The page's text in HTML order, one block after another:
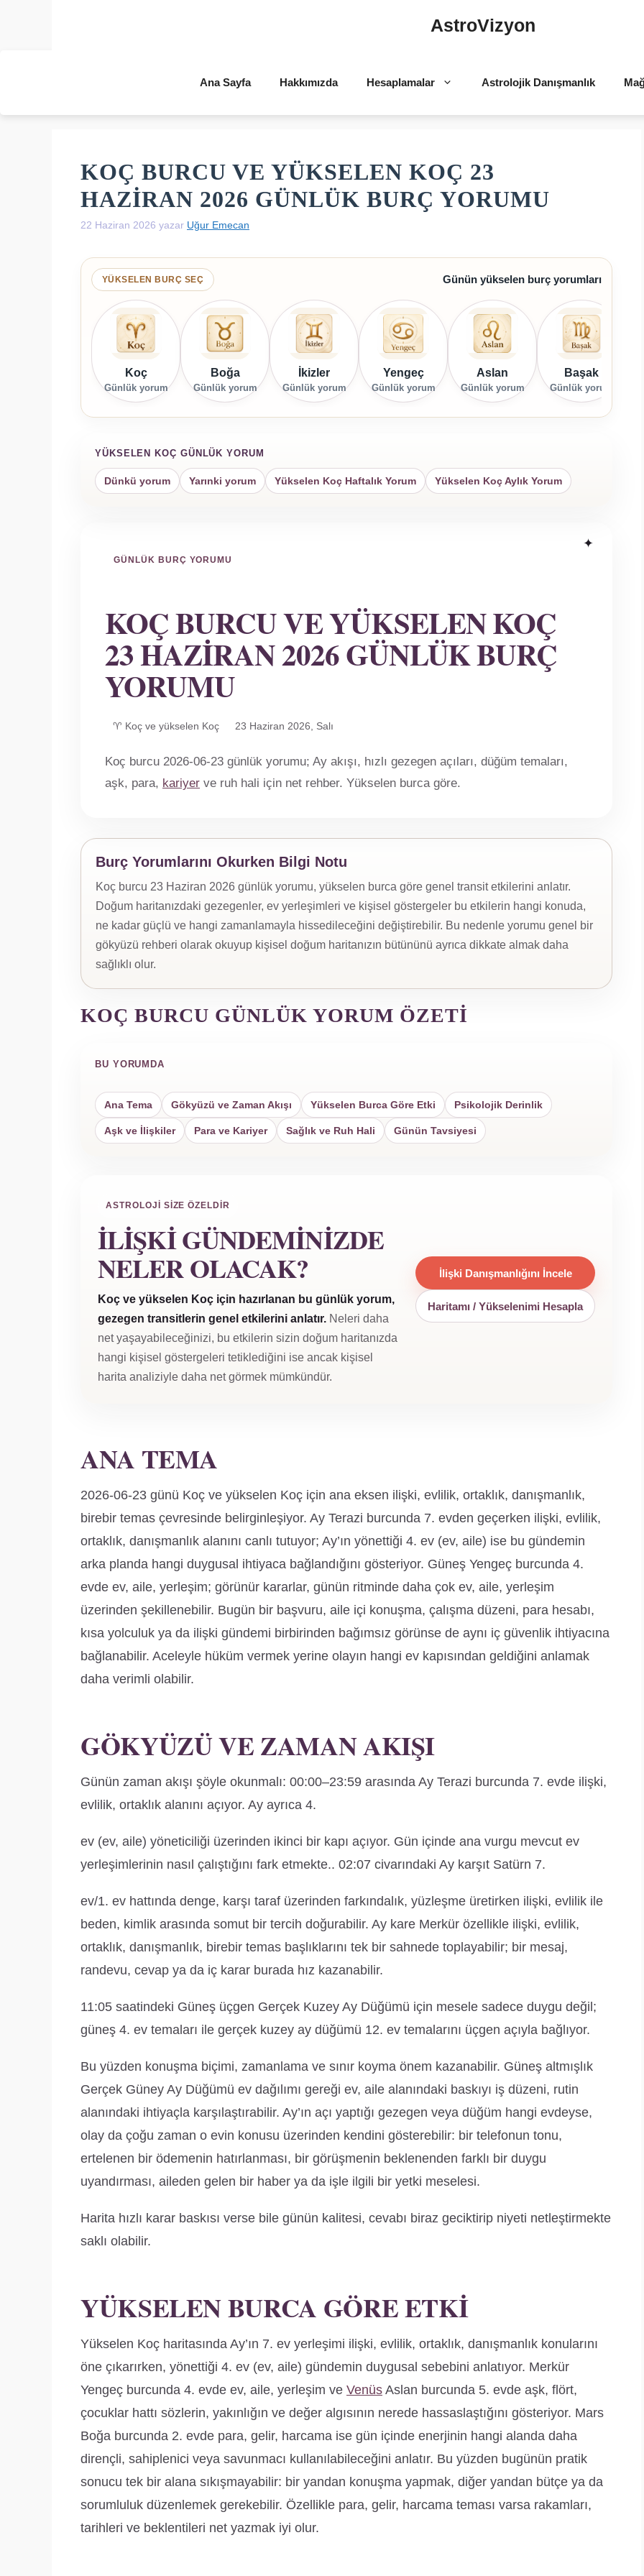
AstroVizyon
Ana Sayfa Hakkımızda Hesaplamalar Astrolojik Danışmanlık
KOÇ BURCU VE YÜKSELEN KOÇ 23
HAZIRAN 2026 GÜNLÜK BURÇ YORUMU
22 Haziran 2026 yazar Uğur Emecan
YÜKSELEN BURÇ SEÇ Günün yükselen burç yorumları
Koç
Günlük yorum
Boğa
Günlük yorum
İkizler
Günlük yorum
Yengeç
Günlük yorum
Aslan
Günlük yorum
Başak
Günlük yorum
YÜKSELEN KOÇ GÜNLÜK YORUM
Dünkü yorum Yarınki yorum Yükselen Koç Haftalık Yorum Yükselen Koç Aylık Yorum
GÜNLÜK BURÇ YORUMU
KOÇ BURCU VE YÜKSELEN KOÇ
23 HAZIRAN 2026 GÜNLÜK BURÇ
YORUMU
♈ Koç ve yükselen Koç 23 Haziran 2026, Salı
Koç burcu 2026-06-23 günlük yorumu; Ay akışı, hızlı gezegen açıları, düğüm temaları,
aşk, para, kariyer ve ruh hali için net rehber. Yükselen burca göre.
Burç Yorumlarını Okurken Bilgi Notu
Koç burcu 23 Haziran 2026 günlük yorumu, yükselen burca göre genel transit etkilerini anlatır.
Doğum haritanızdaki gezegenler, ev yerleşimleri ve kişisel göstergeler bu etkilerin hangi konuda,
ne kadar güçlü ve hangi zamanlamayla hissedileceğini değiştirebilir. Bu nedenle yorumu genel bir
gökyüzü rehberi olarak okuyup kişisel doğum haritanızın bütününü ayrıca dikkate almak daha
sağlıklı olur.
KOÇ BURCU GÜNLÜK YORUM ÖZETI
BU YORUMDA
Ana Tema Gökyüzü ve Zaman Akışı Yükselen Burca Göre Etki Psikolojik Derinlik
Aşk ve İlişkiler Para ve Kariyer Sağlık ve Ruh Hali Günün Tavsiyesi
ASTROLOJI SIZE ÖZELDIR
İLIŞKI GÜNDEMINIZDE
NELER OLACAK?
Koç ve yükselen Koç için hazırlanan bu günlük yorum,
gezegen transitlerin genel etkilerini anlatır. Neleri daha
net yaşayabileceğinizi, bu etkilerin sizin doğum haritanızda
hangi kişisel göstergeleri tetiklediğini ise ancak kişisel
harita analiziyle daha net görmek mümkündür.
İlişki Danışmanlığını İncele
Haritamı / Yükselenimi Hesapla
ANA TEMA
2026-06-23 günü Koç ve yükselen Koç için ana eksen ilişki, evlilik, ortaklık, danışmanlık,
birebir temas çevresinde belirginleşiyor. Ay Terazi burcunda 7. evden geçerken ilişki, evlilik,
ortaklık, danışmanlık alanını canlı tutuyor; Ay’ın yönettiği 4. ev (ev, aile) ise bu gündemin
arka planda hangi duygusal ihtiyaca bağlandığını gösteriyor. Güneş Yengeç burcunda 4.
evde ev, aile, yerleşim; görünür kararlar, günün ritminde daha çok ev, aile, yerleşim
üzerinden şekillenebilir. Bugün bir başvuru, aile içi konuşma, çalışma düzeni, para hesabı,
kısa yolculuk ya da ilişki gündemi birbirinden bağımsız görünse de aynı iç güvenlik ihtiyacına
bağlanabilir. Aceleyle hüküm vermek yerine olayın hangi ev kapısından geldiğini anlamak
daha verimli olabilir.
GÖKYÜZÜ VE ZAMAN AKIŞI
Günün zaman akışı şöyle okunmalı: 00:00–23:59 arasında Ay Terazi burcunda 7. evde ilişki,
evlilik, ortaklık alanını açıyor. Ay ayrıca 4.
ev (ev, aile) yöneticiliği üzerinden ikinci bir kapı açıyor. Gün içinde ana vurgu mevcut ev
yerleşimlerinin nasıl çalıştığını fark etmekte.. 02:07 civarındaki Ay karşıt Satürn 7.
ev/1. ev hattında denge, karşı taraf üzerinden farkındalık, yüzleşme üretirken ilişki, evlilik ile
beden, kimlik arasında somut bir tercih doğurabilir. Ay kare Merkür özellikle ilişki, evlilik,
ortaklık, danışmanlık, birebir temas başlıklarını tek bir sahnede toplayabilir; bir mesaj,
randevu, cevap ya da iç karar burada hız kazanabilir.
11:05 saatindeki Güneş üçgen Gerçek Kuzey Ay Düğümü için mesele sadece duygu değil;
güneş 4. ev temaları ile gerçek kuzey ay düğümü 12. ev temalarını üçgen açıyla bağlıyor.
Bu yüzden konuşma biçimi, zamanlama ve sınır koyma önem kazanabilir. Güneş altmışlık
Gerçek Güney Ay Düğümü ev dağılımı gereği ev, aile alanındaki baskıyı iş düzeni, rutin
alanındaki ihtiyaçla karşılaştırabilir. Ay’ın açı yaptığı gezegen veya düğüm hangi evdeyse,
olay da çoğu zaman o evin konusu üzerinden kendini gösterebilir: bir telefonun tonu,
ertelenen bir ödemenin hatırlanması, bir görüşmenin beklenenden farklı bir duygu
uyandırması, aileden gelen bir haber ya da işle ilgili bir yetki meselesi.
Harita hızlı karar baskısı verse bile günün kalitesi, cevabı biraz geciktirip niyeti netleştirmekte
saklı olabilir.
YÜKSELEN BURCA GÖRE ETKI
Yükselen Koç haritasında Ay’ın 7. ev yerleşimi ilişki, evlilik, ortaklık, danışmanlık konularını
öne çıkarırken, yönettiği 4. ev (ev, aile) gündemin duygusal sebebini anlatıyor. Merkür
Yengeç burcunda 4. evde ev, aile, yerleşim ve Venüs Aslan burcunda 5. evde aşk, flört,
çocuklar hattı sözlerin, yakınlığın ve değer algısının nerede hassaslaştığını gösteriyor. Mars
Boğa burcunda 2. evde para, gelir, harcama ise gün içinde enerjinin hangi alanda daha
dirençli, sahiplenici veya savunmacı kullanılabileceğini anlatır. Bu yüzden bugünün pratik
sonucu tek bir alana sıkışmayabilir: bir yandan konuşma yapmak, diğer yandan bütçe ya da
sorumluluk düzenlemek gerekebilir. Özellikle para, gelir, harcama teması varsa rakamları,
tarihleri ve beklentileri net yazmak iyi olur.